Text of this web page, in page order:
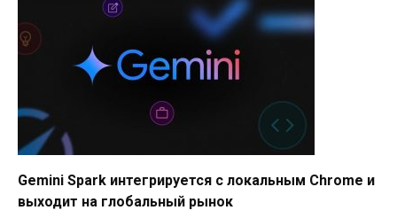
Gemini Spark интегрируется с локальным Chrome и
выходит на глобальный рынок